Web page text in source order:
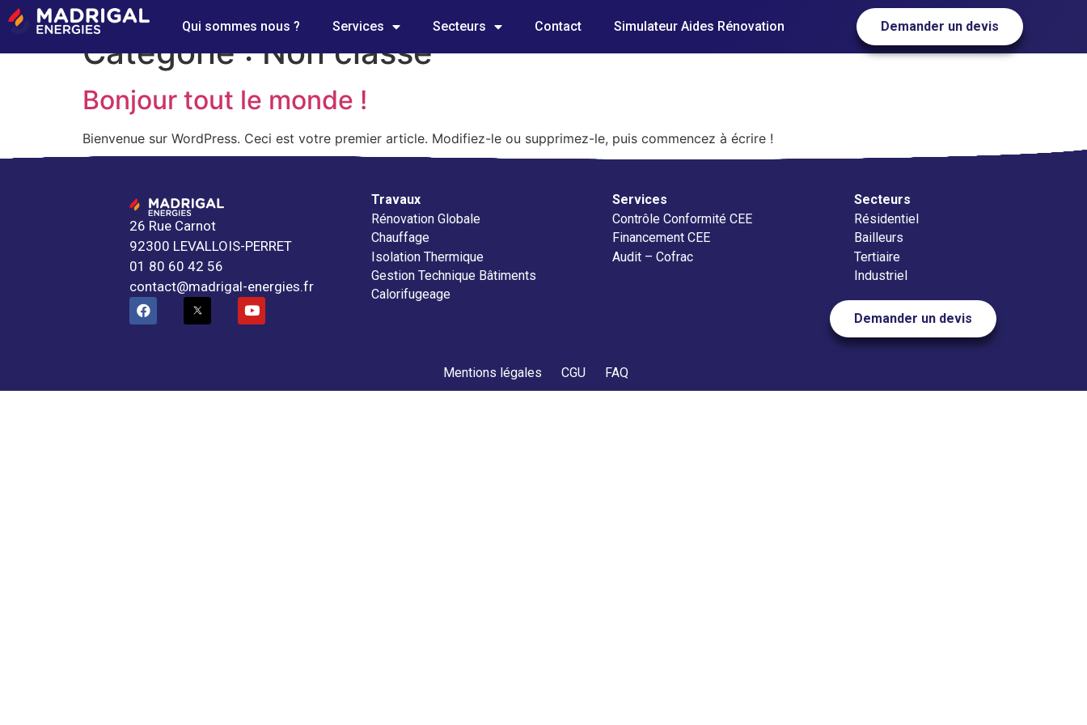
Qui sommes nous ? Services Secteurs Contact Simulateur Aides Rénovation Demander un devis
Catégorie :Non classé
Bonjour tout le monde !
Bienvenue sur WordPress. Ceci est votre premier article. Modifiez-le ou supprimez-le, puis commencez à écrire !
26 Rue Carnot
92300 LEVALLOIS-PERRET
01 80 60 42 56
contact@madrigal-energies.fr
Travaux
Rénovation Globale
Chauffage
Isolation Thermique
Gestion Technique Bâtiments
Calorifugeage
Services
Contrôle Conformité CEE
Financement CEE
Audit – Cofrac
Secteurs
Résidentiel
Bailleurs
Tertiaire
Industriel
Demander un devis
Mentions légales CGU FAQ